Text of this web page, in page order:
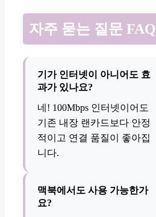
자주 묻는 질문 FAQ
기가 인터넷이 아니어도 효
과가 있나요?
네! 100Mbps 인터넷이어도
기존 내장 랜카드보다 안정
적이고 연결 품질이 좋아집
니다.
맥북에서도 사용 가능한가
요?